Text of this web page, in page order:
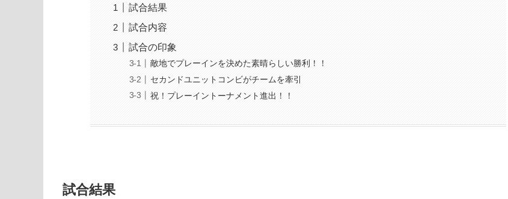
試合結果
試合内容
試合の印象
敵地でプレーインを決めた素晴らしい勝利！！
セカンドユニットコンビがチームを牽引
祝！プレーイントーナメント進出！！
試合結果